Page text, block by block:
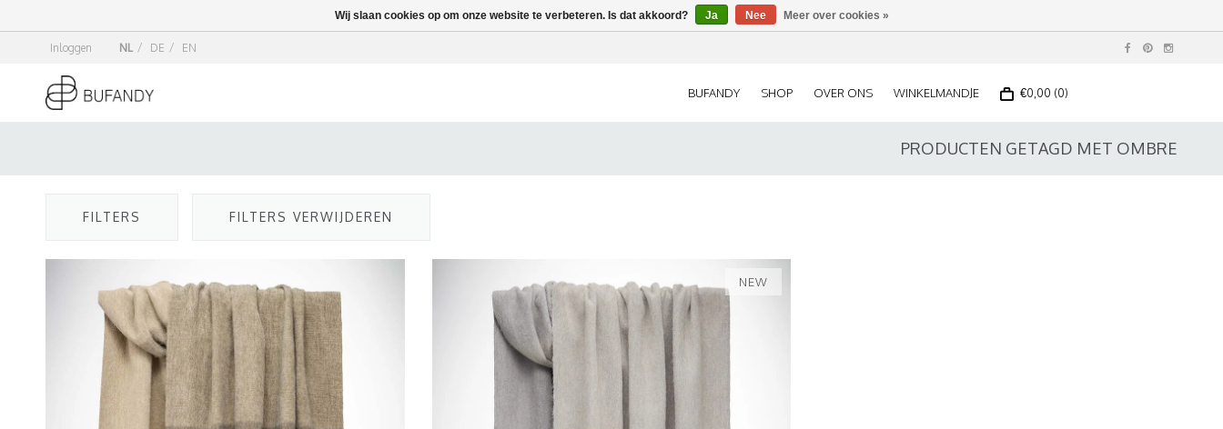
Inloggen NL / DE / EN
BUFANDY SHOP OVER ONS WINKELMANDJE €0,00 (0)
PRODUCTEN GETAGD MET OMBRE
FILTERS FILTERS VERWIJDEREN
NEW
Wij slaan cookies op om onze website te verbeteren. Is dat akkoord? Ja Nee Meer over cookies »